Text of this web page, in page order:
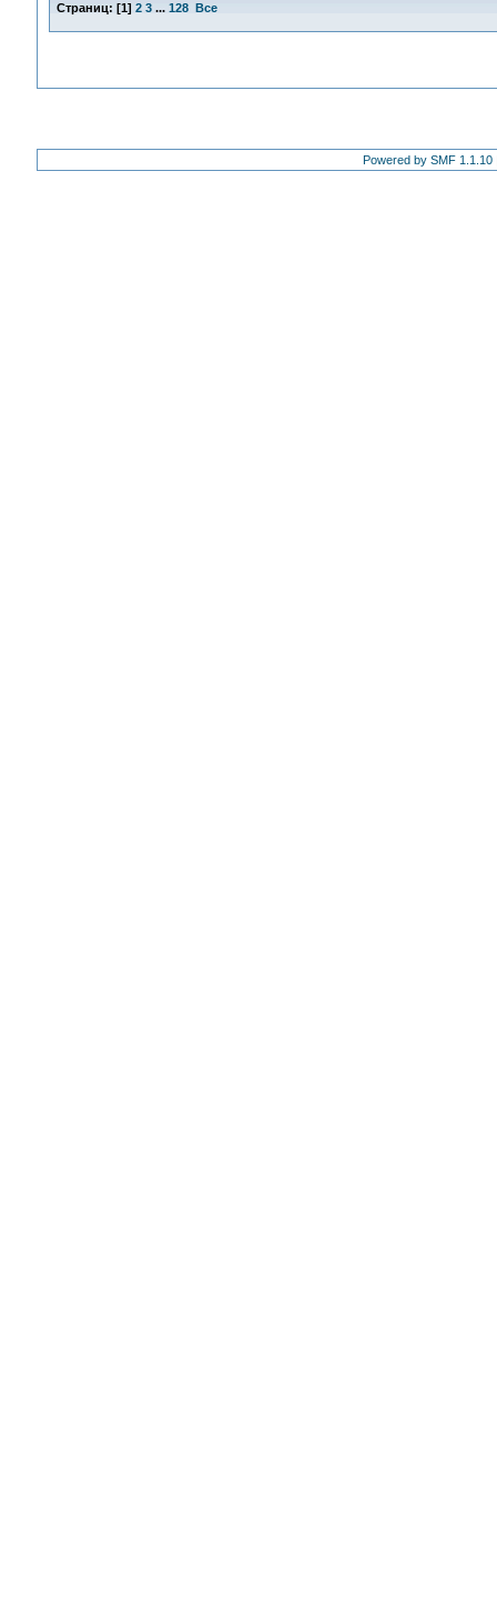
Страниц: [1] 2 3 ... 128 Все
Powered by SMF 1.1.10